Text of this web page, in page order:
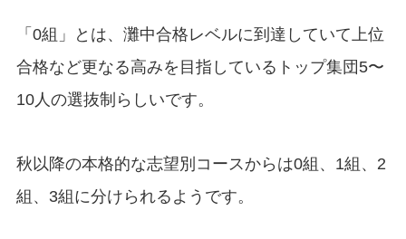
「0組」とは、灘中合格レベルに到達していて上位
合格など更なる高みを目指しているトップ集団5〜
10人の選抜制らしいです。
秋以降の本格的な志望別コースからは0組、1組、2
組、3組に分けられるようです。